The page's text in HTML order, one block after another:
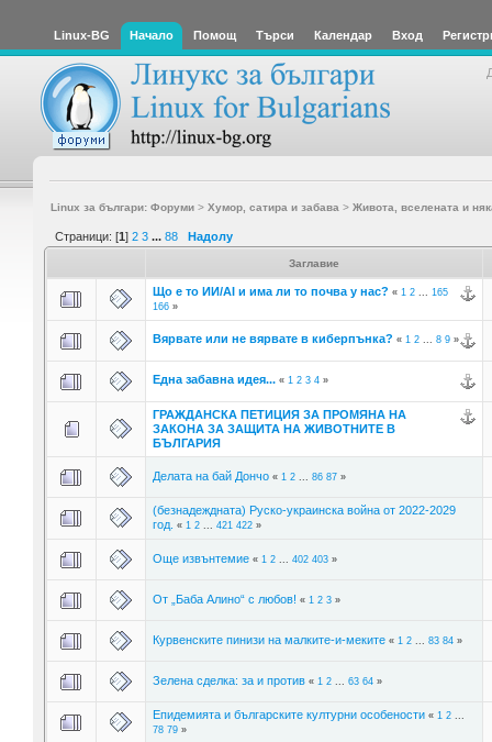
Linux-BG Начало Помощ Търси Календар Вход
Linux за българи: Форуми> Хумор, сатира и забава > Живота, вселената и
Страници: [1] 2 3 ... 88 Надолу
Заглавие
Що е то ИИ/AI и има ли то почва у нас? « 1 2... 165
166»
Вярвате или не вярвате в киберпънка? « 1 2... 8 9»
Една забавна идея... « 1 2 3 4»
ГРАЖДАНСКА ПЕТИЦИЯ ЗА ПРОМЯНА НА
ЗАКОНА ЗА ЗАЩИТА НА ЖИВОТНИТЕ В
БЪЛГАРИЯ
Делата на бай Дончо « 1 2... 86 87»
(безнадеждната) Руско-украинска война от 2022-2029
год. « 1 2... 421 422»
Още извънтемие « 1 2... 402 403»
От „Баба Алино“ с любов! « 1 2 3»
Курвенските пинизи на малките-и-меките « 1 2... 83 84»
Зелена сделка: за и против « 1 2... 63 64»
Епидемията и българските културни особености « 1 2...
78 79»